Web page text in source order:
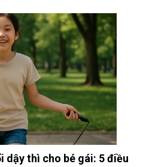
dậy thì cho bé gái: 5 điều